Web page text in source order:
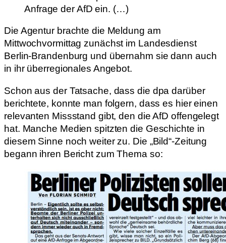
Anfrage der AfD ein. (…)
Die Agentur brachte die Meldung am
Mittwochvormittag zunächst im Landesdienst
Berlin-Brandenburg und übernahm sie dann auch
in ihr überregionales Angebot.
Schon aus der Tatsache, dass die dpa darüber
berichtete, konnte man folgern, dass es hier einen
relevanten Missstand gibt, den die AfD offengelegt
hat. Manche Medien spitzten die Geschichte in
diesem Sinne noch weiter zu. Die „Bild“-Zeitung
begann ihren Bericht zum Thema so: